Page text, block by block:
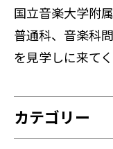
国立音楽大学附
普通科、音楽科
を見学しに来てく
カテゴリー